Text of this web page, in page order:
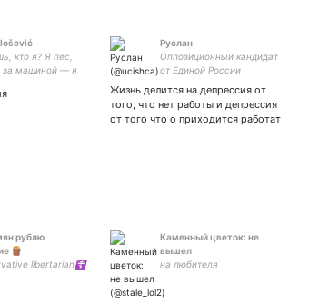
кто я? Я пес,
за машиной — я
так что я
Руслан
Оппозиционный кандидат
от Единой России
Жизнь делится на депрессия от
того, что нет работы и депрессия
от того что о приходится работат
рублю
🪵
libertarian☦️
Каменный цветок: не
вышел
на любителя